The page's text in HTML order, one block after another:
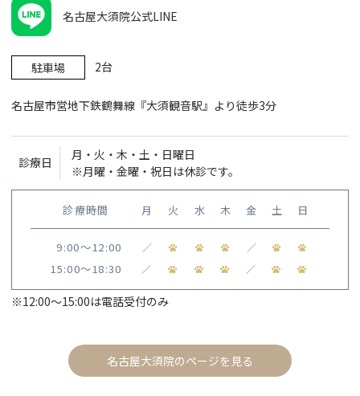
名古屋大須院公式LINE
駐車場 2台
名古屋市営地下鉄鶴舞線『大須観音駅』より徒歩3分
診療日
月・火・木・土・日曜日
※月曜・金曜・祝日は休診です。
診療時間 月 火 水 木 金 土 日
9:00〜12:00 ／ ／
15:00〜18:30 ／ ／
※12:00〜15:00は電話受付のみ
名古屋大須院のページを見る